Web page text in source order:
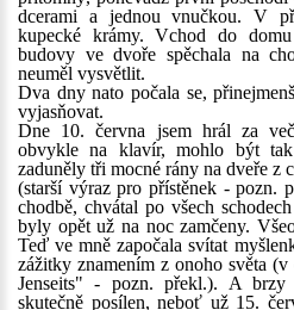
dcerami a jednou vnučkou. V
kupecké krámy. Vchod do
budovy ve dvoře spěchala na
neuměl vysvětlit.
Dva dny nato počala se,
vyjasňovat.
Dne 10. června jsem hrál za
obvykle na klavír, mohlo být
zaduněly tři mocné rány na dveře z
(starší výraz pro přístěnek - pozn.
chodbě, chvátal po všech
byly opět už na noc zamčeny.
Teď ve mně započala svítat
zážitky znamením z onoho světa
Jenseits" - pozn. překl.). A
skutečně posílen, neboť už 15.